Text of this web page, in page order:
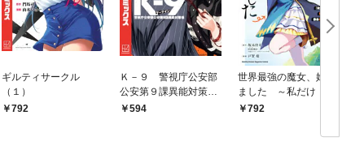
ギルティサークル
（１）
792
Ｋ－９ 警視庁公安部
公安第９課異能対策係
（１）
594
世界最強の魔女、始め
ました ～私だけ『攻
略サイト』を見れる世
792